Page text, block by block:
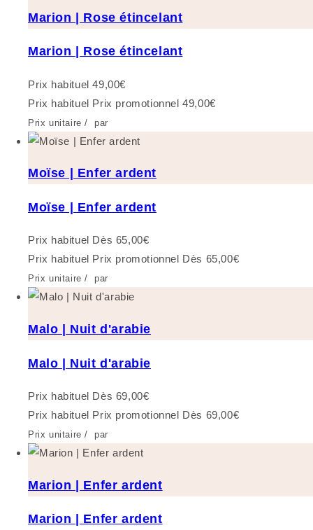
Marion | Rose étincelant
Marion | Rose étincelant
Prix habituel 49,00€
Prix habituel Prix promotionnel 49,00€
Prix unitaire / par
Moïse | Enfer ardent
Moïse | Enfer ardent
Prix habituel Dès 65,00€
Prix habituel Prix promotionnel Dès 65,00€
Prix unitaire / par
Malo | Nuit d'arabie
Malo | Nuit d'arabie
Prix habituel Dès 69,00€
Prix habituel Prix promotionnel Dès 69,00€
Prix unitaire / par
Marion | Enfer ardent
Marion | Enfer ardent